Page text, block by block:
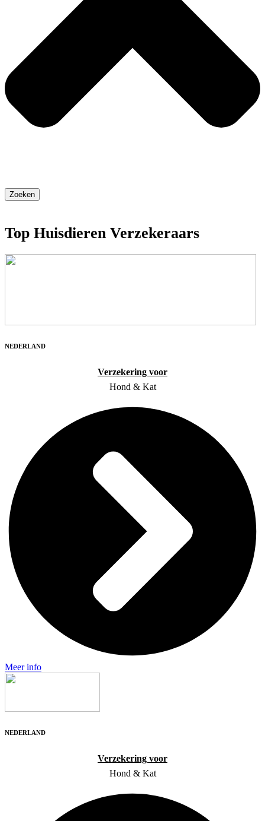
Zoeken
Top Huisdieren Verzekeraars
NEDERLAND
Verzekering voor
Hond & Kat
Meer info
NEDERLAND
Verzekering voor
Hond & Kat